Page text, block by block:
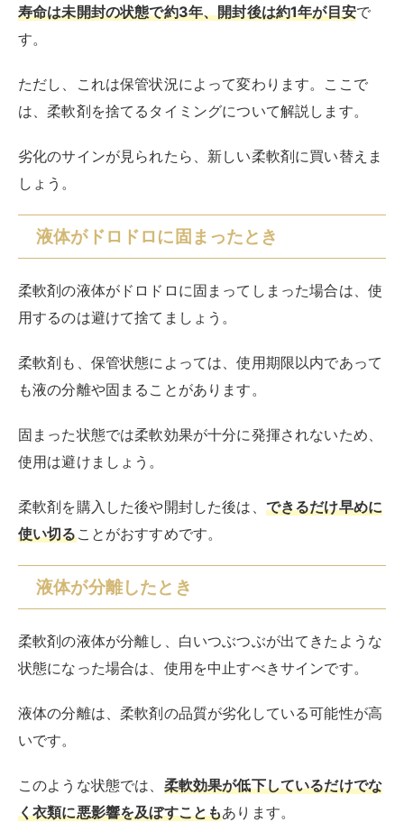
寿命は未開封の状態で約3年、開封後は約1年が目安で
す。
ただし、これは保管状況によって変わります。ここで
は、柔軟剤を捨てるタイミングについて解説します。
劣化のサインが見られたら、新しい柔軟剤に買い替えま
しょう。
液体がドロドロに固まったとき
柔軟剤の液体がドロドロに固まってしまった場合は、使
用するのは避けて捨てましょう。
柔軟剤も、保管状態によっては、使用期限以内であって
も液の分離や固まることがあります。
固まった状態では柔軟効果が十分に発揮されないため、
使用は避けましょう。
柔軟剤を購入した後や開封した後は、 できるだけ早めに
使い切ることがおすすめです。
液体が分離したとき
柔軟剤の液体が分離し、白いつぶつぶが出てきたような
状態になった場合は、使用を中止すべきサインです。
液体の分離は、柔軟剤の品質が劣化している可能性が高
いです。
このような状態では、 柔軟効果が低下しているだけでな
く衣類に悪影響を及ぼすこともあります。